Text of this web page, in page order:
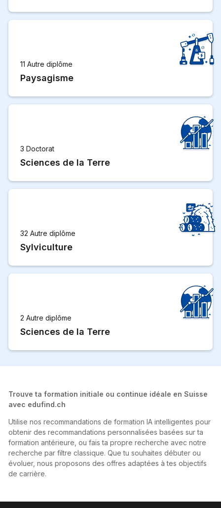
11 Autre diplôme
Paysagisme
3 Doctorat
Sciences de la Terre
32 Autre diplôme
Sylviculture
2 Autre diplôme
Sciences de la Terre
Trouve ta formation initiale ou continue idéale en Suisse
avec edufind.ch
Utilise nos recommandations de formation IA intelligentes pour
obtenir des recommandations personnalisées basées sur ta
formation antérieure, ou fais ta propre recherche avec notre
recherche par filtre classique. Que tu souhaites débuter ou
évoluer, nous proposons des offres adaptées à tes objectifs
de carrière.